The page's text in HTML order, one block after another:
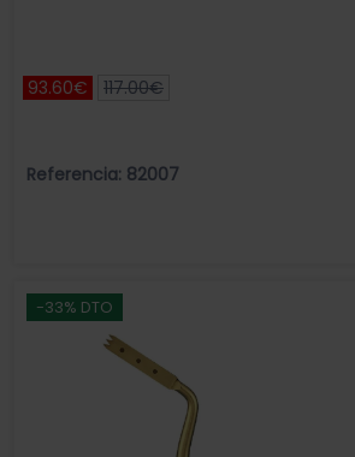
93.60€ 117.00€
Referencia: 82007
-33% DTO